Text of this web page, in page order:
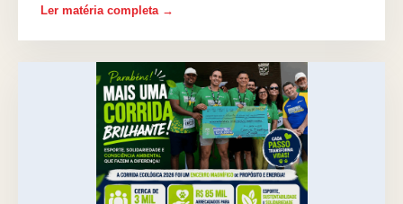
Ler matéria completa →